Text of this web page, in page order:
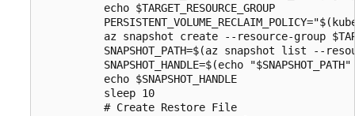
          echo $TARGET_RESOURCE_GROUP
az snapshot create --resource-group
SNAPSHOT_PATH=$(az snapshot list --
SNAPSHOT_HANDLE=$(echo "$SNAPSHOT_PATH"
          echo $SNAPSHOT_HANDLE
          sleep 10
          # Create Restore File